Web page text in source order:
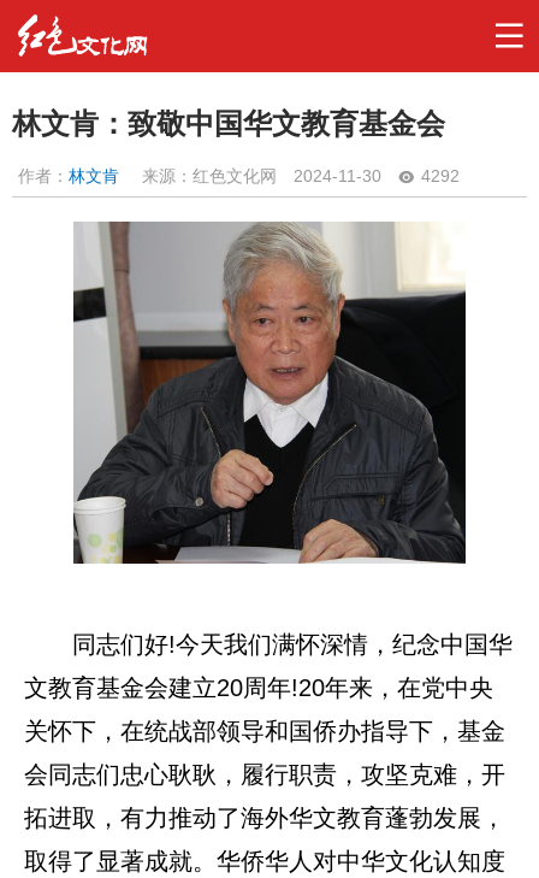
林文肯：致敬中国华文教育基金会
作者： 林文肯 来源：红色文化网 2024-11-30 4292
同志们好!今天我们满怀深情，纪念中国华
文教育基金会建立20周年!20年来，在党中央
关怀下，在统战部领导和国侨办指导下，基金
会同志们忠心耿耿，履行职责，攻坚克难，开
拓进取，有力推动了海外华文教育蓬勃发展，
取得了显著成就。华侨华人对中华文化认知度